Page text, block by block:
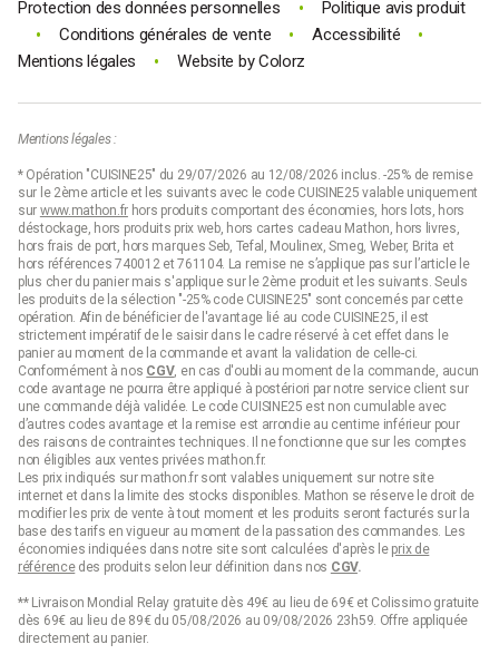
Protection des données personnelles • Politique avis produit
• Conditions générales de vente • Accessibilité •
Mentions légales • Website byColorz
Mentions légales :
* Opération "CUISINE25" du 29/07/2026 au 12/08/2026 inclus. -25% de remise
sur le 2ème article et les suivants avec le code CUISINE25 valable uniquement
sur www.mathon.frhors produits comportant des économies, hors lots, hors
déstockage, hors produits prix web, hors cartes cadeau Mathon, hors livres,
hors frais de port, hors marques Seb, Tefal, Moulinex, Smeg, Weber, Brita et
hors références 740012 et 761104. La remise ne s’applique pas sur l’article le
plus cher du panier mais s'applique sur le 2ème produit et les suivants. Seuls
les produits de la sélection "-25% code CUISINE25" sont concernés par cette
opération. Afin de bénéficier de l'avantage lié au code CUISINE25, il est
strictement impératif de le saisir dans le cadre réservé à cet effet dans le
panier au moment de la commande et avant la validation de celle-ci.
Conformément à nos CGV, en cas d'oubli au moment de la commande, aucun
code avantage ne pourra être appliqué à postériori par notre service client sur
une commande déjà validée. Le code CUISINE25 est non cumulable avec
d’autres codes avantage et la remise est arrondie au centime inférieur pour
des raisons de contraintes techniques. Il ne fonctionne que sur les comptes
non éligibles aux ventes privées mathon.fr.
Les prix indiqués sur mathon.fr sont valables uniquement sur notre site
internet et dans la limite des stocks disponibles. Mathon se réserve le droit de
modifier les prix de vente à tout moment et les produits seront facturés sur la
base des tarifs en vigueur au moment de la passation des commandes. Les
économies indiquées dans notre site sont calculées d'après le prix de
référencedes produits selon leur définition dans nos CGV.
** Livraison Mondial Relay gratuite dès 49€ au lieu de 69€ et Colissimo gratuite
dès 69€ au lieu de 89€ du 05/08/2026 au 09/08/2026 23h59. Offre appliquée
directement au panier.